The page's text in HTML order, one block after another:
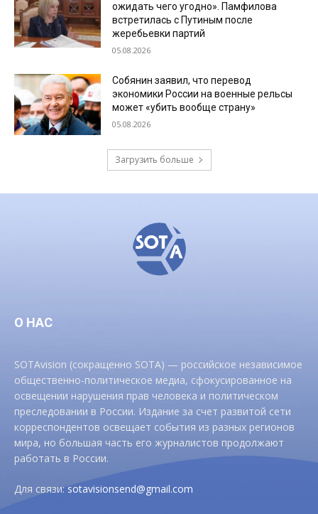
ожидать чего угодно». Памфилова
встретилась с Путиным после
жеребьевки партий
05.08.2026
Собянин заявил, что перевод
экономики России на военные рельсы
может «убить вообще страну»
05.08.2026
Загрузить больше
О НАС
SOTAvision (сокращенно SOTA) — российское независимое
общественно-политическое медиа, сфокусированное на
освещении нарушения прав человека и политическом
преследовании в России. Издание за счет развитой сети
корреспондентов освещает события из разных регионов
мира, но большая часть его журналистов продолжают
работать в России.
Для связи:sotavisionsend@gmail.com